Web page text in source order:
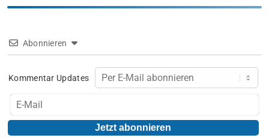
Abonnieren
Kommentar Updates